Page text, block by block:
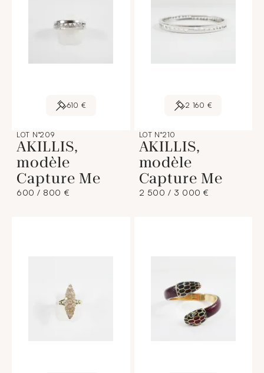
610 €
LOT N°209
AKILLIS,
modèle
Capture Me
600 / 800 €
2 160 €
LOT N°210
AKILLIS,
modèle
Capture Me
2 500 / 3 000 €